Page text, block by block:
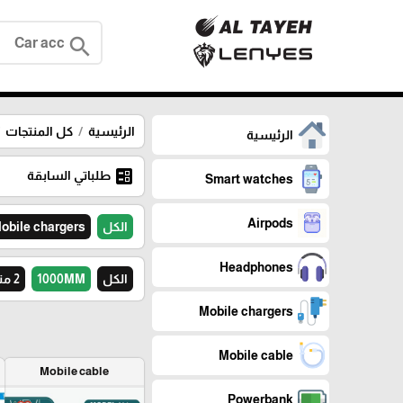
search
الرئيسية
Smart watches
Airpods
Headphones
Mobile chargers
Mobile cable
Powerbank
الرئيسية كل المنتجات
ballot طلباتي السابقة
الكل chargers
الكل 1000MM 2 متر
Mobile cable